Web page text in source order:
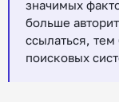
значимых
больше
ссылаться, тем
поисковых